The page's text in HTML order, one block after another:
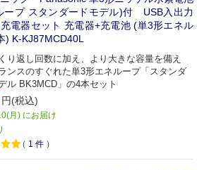
ープ スタンダードモデル)付 USB入出力
電器セット 充電器+充電池 (単3形エネル
) K-KJ87MCD40L
り返し回数に加え、より大きな容量を備え
ンスのすぐれた単3形エネループ「スタンダ
ル BK3MCD」の4本セット
円(税込)
月) にお届け
（ 1 件 ）